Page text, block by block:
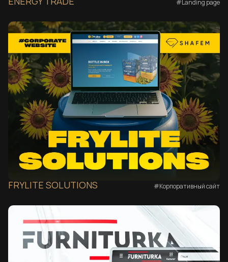
#Landing page
FRYLITE SOLUTIONS #Корпоративный сайт